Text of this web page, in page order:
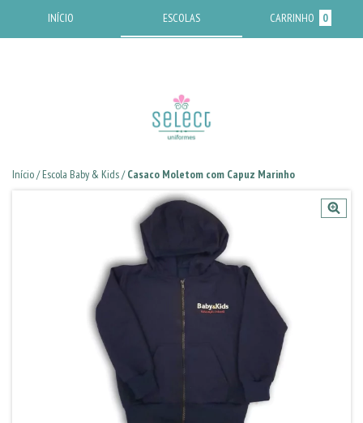
INÍCIO ESCOLAS CARRINHO 0
Início/ Escola Baby & Kids/ Casaco Moletom com Capuz Marinho